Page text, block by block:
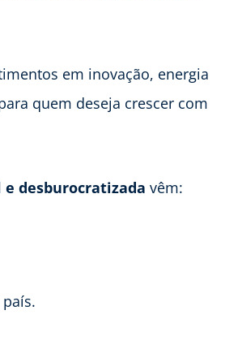
em inovação, energia
quem deseja crescer com
desburocratizada vêm: